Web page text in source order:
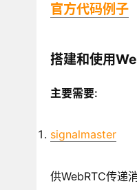
官方代码例子
搭建和使用
主要需要:
signalmaster
供WebRTC传递